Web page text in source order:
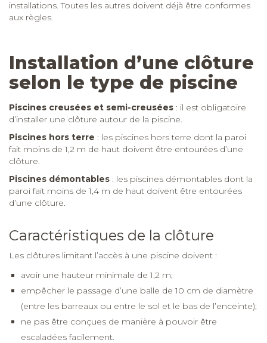
installations. Toutes les autres doivent déjà être conformes
aux règles.
Installation d’une clôture
selon le type de piscine
Piscines creusées et semi-creusées : il est obligatoire
d’installer une clôture autour de la piscine.
Piscines hors terre : les piscines hors terre dont la paroi
fait moins de 1,2 m de haut doivent être entourées d’une
clôture.
Piscines démontables : les piscines démontables dont la
paroi fait moins de 1,4 m de haut doivent être entourées
d’une clôture.
Caractéristiques de la clôture
Les clôtures limitant l’accès à une piscine doivent :
avoir une hauteur minimale de 1,2 m;
empêcher le passage d’une balle de 10 cm de diamètre
(entre les barreaux ou entre le sol et le bas de l’enceinte);
ne pas être conçues de manière à pouvoir être
escaladées facilement.